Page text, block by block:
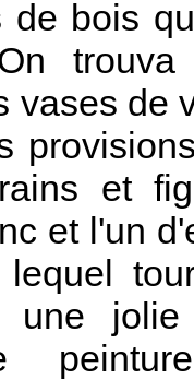
de bois
vases de
et
et l'un
une jolie